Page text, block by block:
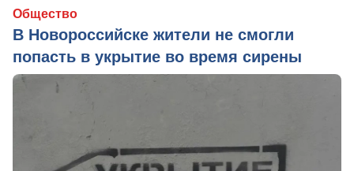
Общество
В Новороссийске жители не смогли
попасть в укрытие во время сирены